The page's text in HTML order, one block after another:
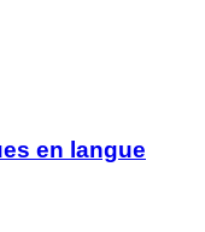
en langue